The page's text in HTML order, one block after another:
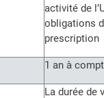
activité de
obligations
prescription
1 an à
La durée de